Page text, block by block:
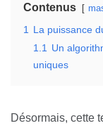
Contenus
1
La puissance
1.1
Un
uniques
Désormais, cette